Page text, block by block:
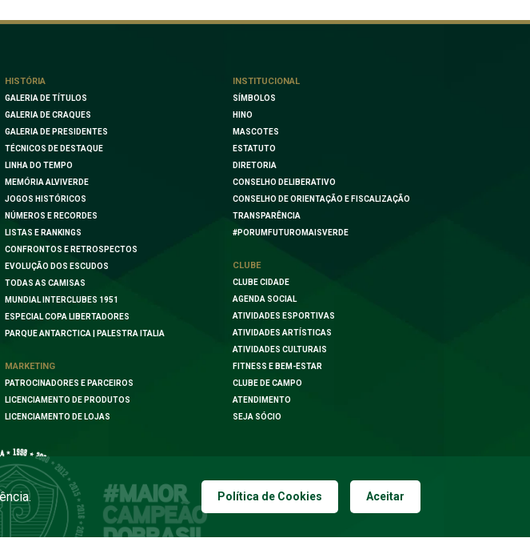
HISTÓRIA
GALERIA DE TÍTULOS
GALERIA DE CRAQUES
GALERIA DE PRESIDENTES
TÉCNICOS DE DESTAQUE
LINHA DO TEMPO
MEMÓRIA ALVIVERDE
JOGOS HISTÓRICOS
NÚMEROS E RECORDES
LISTAS E RANKINGS
CONFRONTOS E RETROSPECTOS
EVOLUÇÃO DOS ESCUDOS
TODAS AS CAMISAS
MUNDIAL INTERCLUBES 1951
ESPECIAL COPA LIBERTADORES
PARQUE ANTARCTICA | PALESTRA ITALIA
MARKETING
PATROCINADORES E PARCEIROS
LICENCIAMENTO DE PRODUTOS
LICENCIAMENTO DE LOJAS
INSTITUCIONAL
SÍMBOLOS
HINO
MASCOTES
ESTATUTO
DIRETORIA
CONSELHO DELIBERATIVO
CONSELHO DE ORIENTAÇÃO E FISCALIZAÇÃO
TRANSPARÊNCIA
#PORUMFUTUROMAISVERDE
CLUBE
CLUBE CIDADE
AGENDA SOCIAL
ATIVIDADES ESPORTIVAS
ATIVIDADES ARTÍSTICAS
ATIVIDADES CULTURAIS
FITNESS E BEM-ESTAR
CLUBE DE CAMPO
ATENDIMENTO
SEJA SÓCIO
Política de Cookies Aceitar